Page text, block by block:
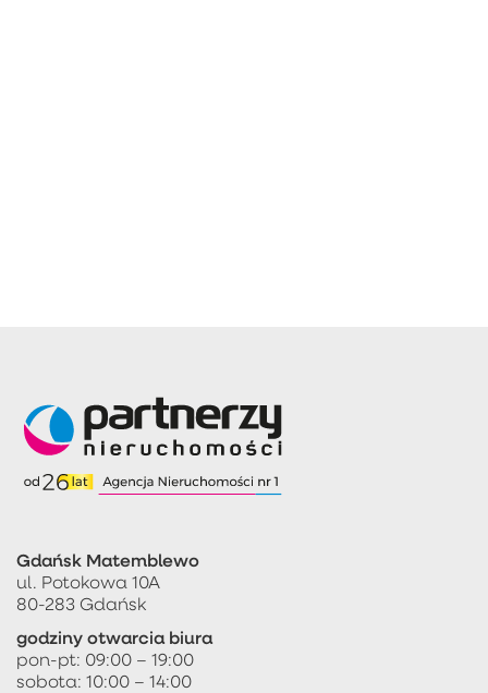
Gdańsk Matemblewo
ul. Potokowa 10A
80-283 Gdańsk
godziny otwarcia biura
pon-pt: 09:00 – 19:00
sobota: 10:00 – 14:00